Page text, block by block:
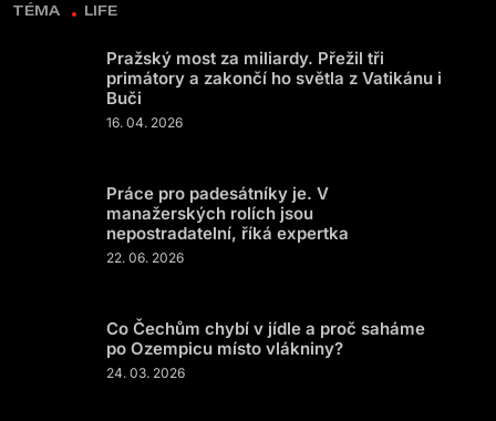
TÉMA LIFE
Pražský most za miliardy. Přežil tři
primátory a zakončí ho světla z Vatikánu i
Buči
16. 04. 2026
Práce pro padesátníky je. V
manažerských rolích jsou
nepostradatelní, říká expertka
22. 06. 2026
Co Čechům chybí v jídle a proč saháme
po Ozempicu místo vlákniny?
24. 03. 2026